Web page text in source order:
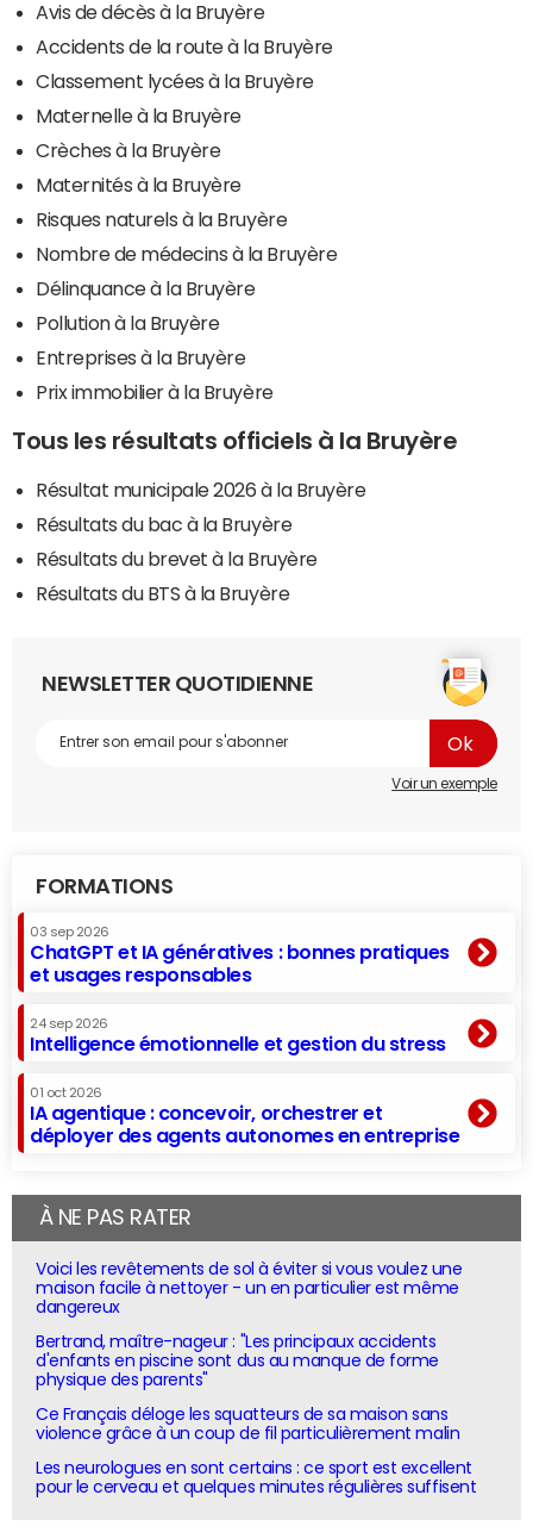
Avis de décès à la Bruyère
Accidents de la route à la Bruyère
Classement lycées à la Bruyère
Maternelle à la Bruyère
Crèches à la Bruyère
Maternités à la Bruyère
Risques naturels à la Bruyère
Nombre de médecins à la Bruyère
Délinquance à la Bruyère
Pollution à la Bruyère
Entreprises à la Bruyère
Prix immobilier à la Bruyère
Tous les résultats officiels à la Bruyère
Résultat municipale 2026 à la Bruyère
Résultats du bac à la Bruyère
Résultats du brevet à la Bruyère
Résultats du BTS à la Bruyère
NEWSLETTER QUOTIDIENNE
Voir un exemple
FORMATIONS
03 sep 2026
ChatGPT et IA génératives : bonnes pratiques
et usages responsables
24 sep 2026
Intelligence émotionnelle et gestion du stress
01 oct 2026
IA agentique : concevoir, orchestrer et
déployer des agents autonomes en entreprise
À NE PAS RATER
Voici les revêtements de sol à éviter si vous voulez une
maison facile à nettoyer - un en particulier est même
dangereux
Bertrand, maître-nageur : "Les principaux accidents
d'enfants en piscine sont dus au manque de forme
physique des parents"
Ce Français déloge les squatteurs de sa maison sans
violence grâce à un coup de fil particulièrement malin
Les neurologues en sont certains : ce sport est excellent
pour le cerveau et quelques minutes régulières suffisent